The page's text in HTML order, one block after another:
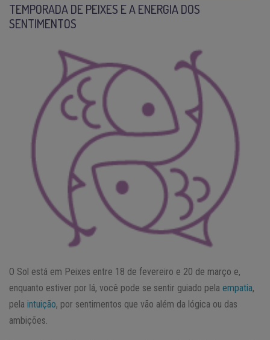
TEMPORADA DE PEIXES E A ENERGIA DOS
SENTIMENTOS
O Sol está em Peixes entre 18 de fevereiro e 20 de março e,
enquanto estiver por lá, você pode se sentir guiado pela empatia,
pela intuição, por sentimentos que vão além da lógica ou das
ambições.